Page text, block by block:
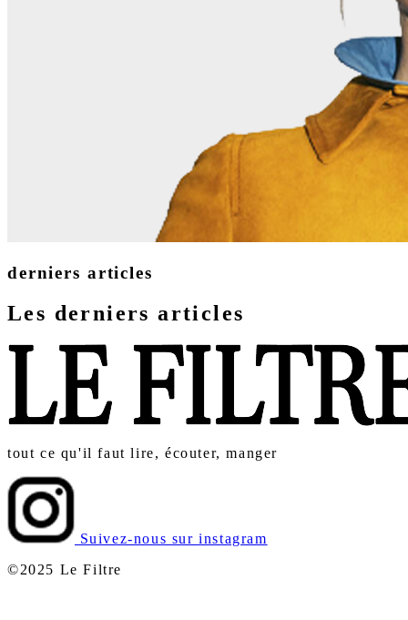
derniers articles
Les derniers articles
tout ce qu'il faut lire, écouter, manger
Suivez-nous sur instagram
©2025 Le Filtre